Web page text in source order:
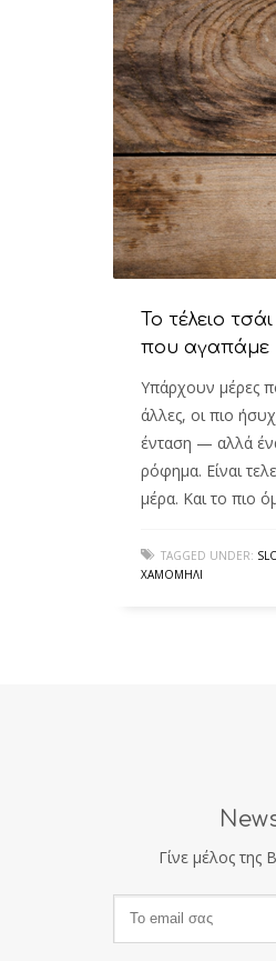
Το τέλειο
που αγαπάμε
Υπάρχουν μέρες
άλλες, οι πιο
ένταση — αλλά
ρόφημα. Είναι
μέρα. Και το πιο
TAGGED UNDER:
ΧΑΜΟΜΉΛΙ
Γίνε μέλος της